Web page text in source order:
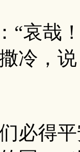
“哀哉
冷，
必得